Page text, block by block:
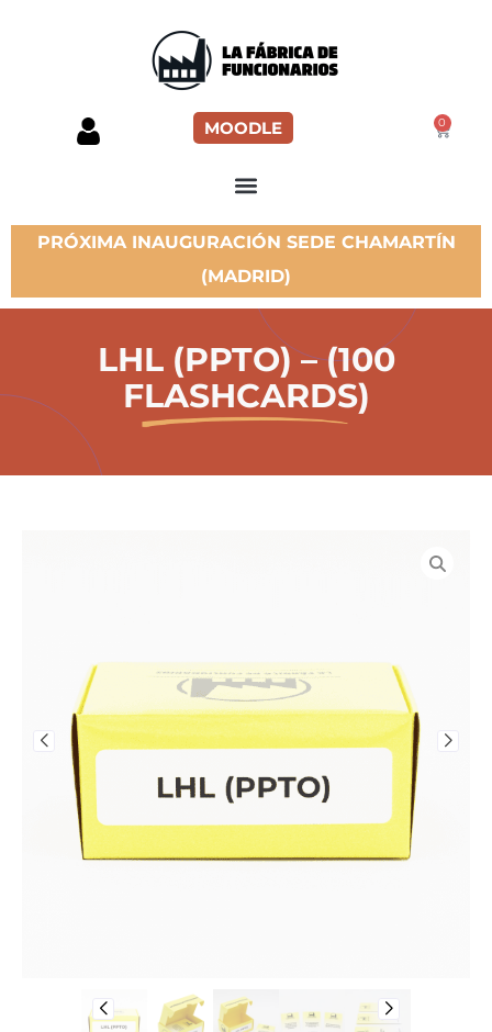
MOODLE 0
PRÓXIMA INAUGURACIÓN SEDE CHAMARTÍN
(MADRID)
LHL (PPTO) – (100
FLASHCARDS)